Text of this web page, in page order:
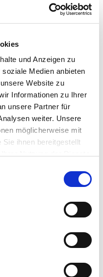
und Anzeigen zu
Medien anbieten
Website zu
Informationen zu Ihrer
unsere Partner für
weiter. Unsere
möglicherweise mit
ihnen bereitgestellt
mit
im EG mit sonniger
direkt am